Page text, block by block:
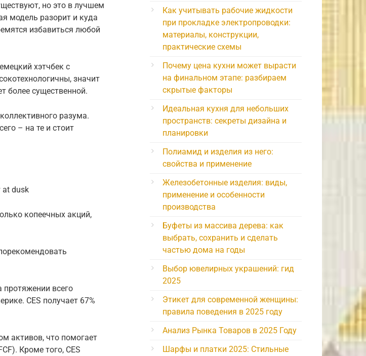
но это в лучшем
модель разорит и куда
избавиться любой
хэтчбек с
значит
более существенной.
разума.
– на те и стоит
at dusk
копеечных акций,
протяжении всего
CES получает 67%
активов, что помогает
Кроме того, CES
Как учитывать рабочие жидкости
при прокладке электропроводки:
материалы, конструкции,
практические схемы
Почему цена кухни может вырасти
на финальном этапе: разбираем
скрытые факторы
Идеальная кухня для небольших
пространств: секреты дизайна и
планировки
Полиамид и изделия из него:
свойства и применение
Железобетонные изделия: виды,
применение и особенности
производства
Буфеты из массива дерева: как
выбрать, сохранить и сделать
частью дома на годы
Выбор ювелирных украшений: гид
2025
Этикет для современной женщины:
правила поведения в 2025 году
Анализ Рынка Товаров в 2025 Году
Шарфы и платки 2025: Стильные